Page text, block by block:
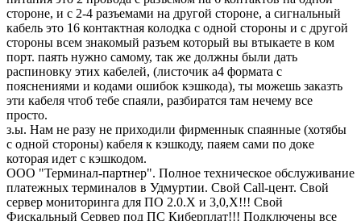
стороне, и с 2-4 разъемами на другой стороне, а сигнальный
кабель это 16 контактная колодка с одной стороны и с другой
стороны всем знакомый разъем который вы втыкаете в ком
порт. паять нужно самому, так же должны были дать
распиновку этих кабелей, (листочик а4 формата с
пояснениями и кодами ошибок кэшкода), ты можешь заказть
эти кабеля чтоб тебе спаяли, разбиратся там нечему все
просто.
з.ы. Нам не разу не приходили фирменнык спаянные (хотябы
с одной стороны) кабеля к кэшкоду, паяем сами по доке
которая идет с кэшкодом.
ООО "Терминал-партнер". Полное техническое обслуживание
платежных терминалов в Удмуртии. Свой Call-цент. Свой
сервер мониторинга для ПО 2.0.Х и 3,0,Х!!! Свой
Фискальный Сервер под ПС Киберплат!!! Подключены все